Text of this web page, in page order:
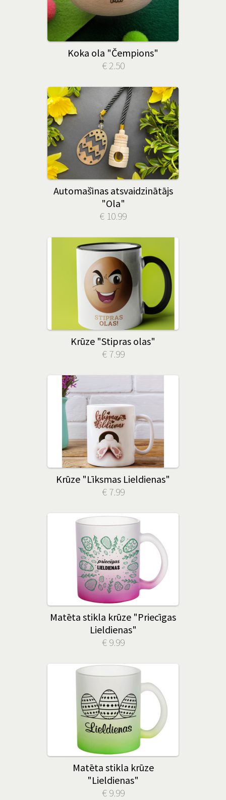
Koka ola "Čempions"
€ 2.50
Automašīnas atsvaidzinātājs
"Ola"
€ 10.99
Krūze "Stipras olas"
€ 7.99
Krūze "Līksmas Lieldienas"
€ 7.99
Matēta stikla krūze "Priecīgas
Lieldienas"
€ 9.99
Matēta stikla krūze
"Lieldienas"
€ 9.99